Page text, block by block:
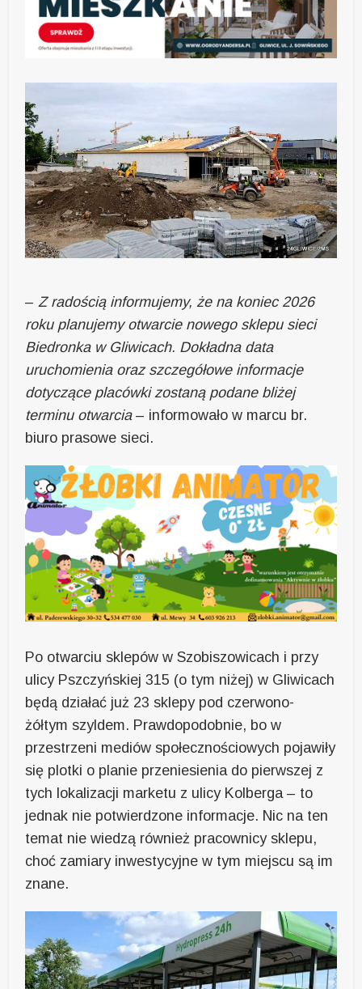
–Z radością informujemy, że na koniec 2026
roku planujemy otwarcie nowego sklepu sieci
Biedronka w Gliwicach. Dokładna data
uruchomienia oraz szczegółowe informacje
dotyczące placówki zostaną podane bliżej
terminu otwarcia– informowało w marcu br.
biuro prasowe sieci.
Po otwarciu sklepów w Szobiszowicach i przy
ulicy Pszczyńskiej 315 (o tym niżej) w Gliwicach
będą działać już 23 sklepy pod czerwono-
żółtym szyldem. Prawdopodobnie, bo w
przestrzeni mediów społecznościowych pojawiły
się plotki o planie przeniesienia do pierwszej z
tych lokalizacji marketu z ulicy Kolberga – to
jednak nie potwierdzone informacje. Nic na ten
temat nie wiedzą również pracownicy sklepu,
choć zamiary inwestycyjne w tym miejscu są im
znane.